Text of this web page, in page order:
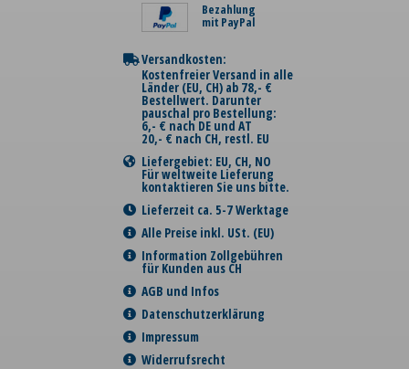
Bezahlung
mit PayPal
Versandkosten:
Kostenfreier Versand in alle
Länder (EU, CH) ab 78,- €
Bestellwert. Darunter
pauschal pro Bestellung:
6,- € nach DE und AT
20,- € nach CH, restl. EU
Liefergebiet: EU, CH, NO
Für weltweite Lieferung
kontaktieren Sie uns bitte.
Lieferzeit ca. 5-7 Werktage
Alle Preise inkl. USt. (EU)
Information Zollgebühren
für Kunden aus CH
AGB und Infos
Datenschutzerklärung
Impressum
Widerrufsrecht